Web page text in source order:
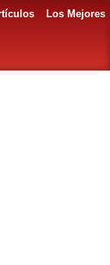
Los Mejores